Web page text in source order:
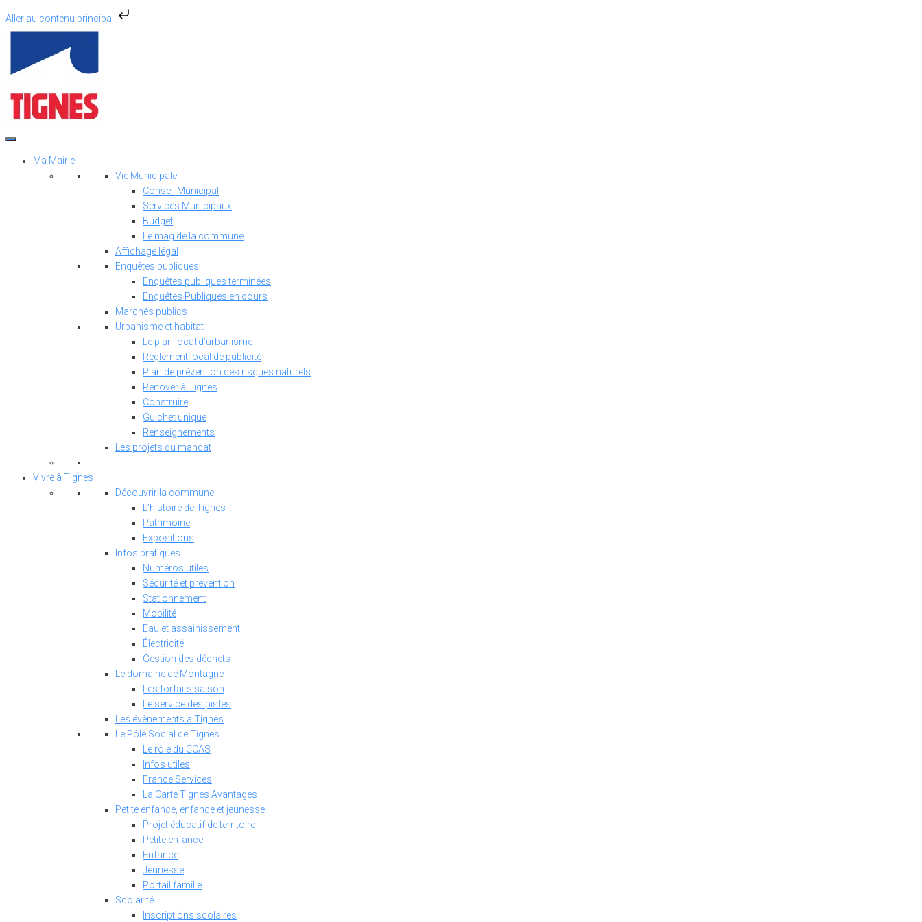
Aller au contenu principal
Aller
contenu
Ma Mairie
Vie Municipale
Conseil Municipal
Services Municipaux
Budget
Le mag de la commune
Affichage légal
Enquêtes publiques
Enquêtes publiques terminées
Enquêtes Publiques en cours
Marchés publics
Urbanisme et habitat
Le plan local d’urbanisme
Règlement local de publicité
Plan de prévention des risques naturels
Rénover à Tignes
Construire
Guichet unique
Renseignements
Les projets du mandat
Vivre à Tignes
Découvrir la commune
L’histoire de Tignes
Patrimoine
Expositions
Infos pratiques
Numéros utiles
Sécurité et prévention
Stationnement
Mobilité
Eau et assainissement
Électricité
Gestion des déchets
Le domaine de Montagne
Les forfaits saison
Le service des pistes
Les évènements à Tignes
Le Pôle Social de Tignes
Le rôle du CCAS
Infos utiles
France Services
La Carte Tignes Avantages
Petite enfance, enfance et jeunesse
Projet éducatif de territoire
Petite enfance
Enfance
Jeunesse
Portail famille
Scolarité
Inscriptions scolaires